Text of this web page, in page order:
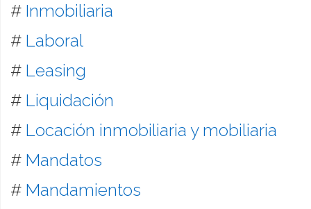
# Inmobiliaria
# Laboral
# Leasing
# Liquidación
# Locación inmobiliaria y mobiliaria
# Mandatos
# Mandamientos